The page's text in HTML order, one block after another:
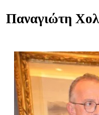
Παναγιώτη